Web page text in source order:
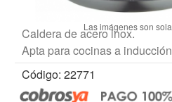
Caldera de acero inox.
Apta para cocinas a inducción
Código: 22771